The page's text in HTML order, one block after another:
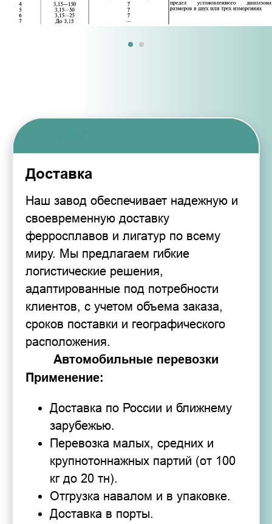
Доставка
Наш завод обеспечивает надежную и
своевременную доставку
ферросплавов и лигатур по всему
миру. Мы предлагаем гибкие
логистические решения,
адаптированные под потребности
клиентов, с учетом объема заказа,
сроков поставки и географического
расположения.
Автомобильные перевозки
Применение:
Доставка по России и ближнему
зарубежью.
Перевозка малых, средних и
крупнотоннажных партий (от 100
кг до 20 тн).
Отгрузка навалом и в упаковке.
Доставка в порты.